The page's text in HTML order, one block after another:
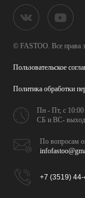
© FASTOO. Все права
Пользовательское
Политика обработки
Пн - Пт, с
СБ и ВС-
По вопросам
+7 (3519)